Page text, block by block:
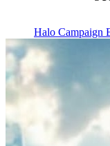
Halo Campaign